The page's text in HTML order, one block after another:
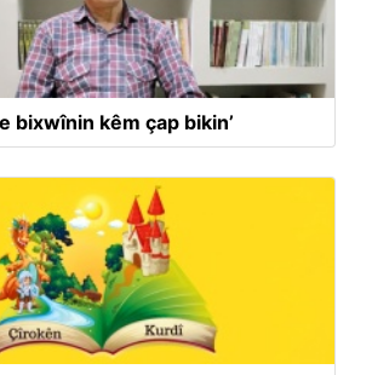
bixwînin kêm çap bikin’